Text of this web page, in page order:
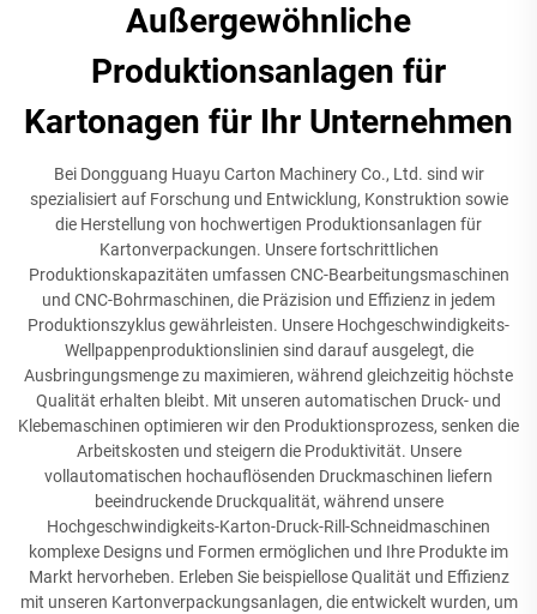
Außergewöhnliche
Produktionsanlagen für
Kartonagen für Ihr Unternehmen
Bei Dongguang Huayu Carton Machinery Co., Ltd. sind wir
spezialisiert auf Forschung und Entwicklung, Konstruktion sowie
die Herstellung von hochwertigen Produktionsanlagen für
Kartonverpackungen. Unsere fortschrittlichen
Produktionskapazitäten umfassen CNC-Bearbeitungsmaschinen
und CNC-Bohrmaschinen, die Präzision und Effizienz in jedem
Produktionszyklus gewährleisten. Unsere Hochgeschwindigkeits-
Wellpappenproduktionslinien sind darauf ausgelegt, die
Ausbringungsmenge zu maximieren, während gleichzeitig höchste
Qualität erhalten bleibt. Mit unseren automatischen Druck- und
Klebemaschinen optimieren wir den Produktionsprozess, senken die
Arbeitskosten und steigern die Produktivität. Unsere
vollautomatischen hochauflösenden Druckmaschinen liefern
beeindruckende Druckqualität, während unsere
Hochgeschwindigkeits-Karton-Druck-Rill-Schneidmaschinen
komplexe Designs und Formen ermöglichen und Ihre Produkte im
Markt hervorheben. Erleben Sie beispiellose Qualität und Effizienz
mit unseren Kartonverpackungsanlagen, die entwickelt wurden, um